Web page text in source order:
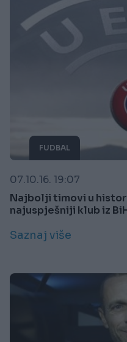
FUDBAL
07.10.16. 19:07
Najbolji timovi u
najuspješniji klub iz
Saznaj više